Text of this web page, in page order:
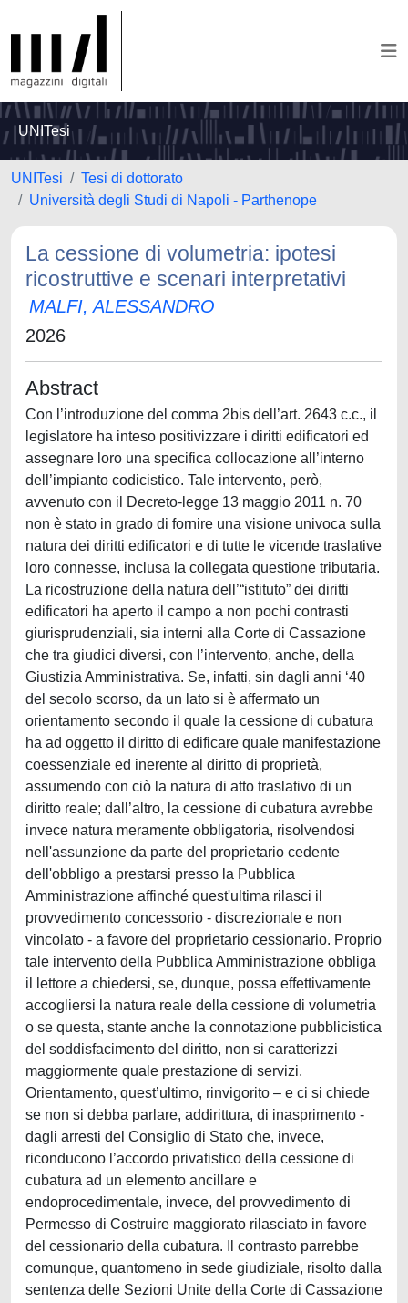
UNITesi
UNITesi
Tesi di dottorato
Università degli Studi di Napoli - Parthenope
La cessione di volumetria: ipotesi
ricostruttive e scenari interpretativi
MALFI, ALESSANDRO
2026
Abstract
Con l’introduzione del comma 2bis dell’art. 2643 c.c., il
legislatore ha inteso positivizzare i diritti edificatori ed
assegnare loro una specifica collocazione all’interno
dell’impianto codicistico. Tale intervento, però,
avvenuto con il Decreto-legge 13 maggio 2011 n. 70
non è stato in grado di fornire una visione univoca sulla
natura dei diritti edificatori e di tutte le vicende traslative
loro connesse, inclusa la collegata questione tributaria.
La ricostruzione della natura dell’“istituto” dei diritti
edificatori ha aperto il campo a non pochi contrasti
giurisprudenziali, sia interni alla Corte di Cassazione
che tra giudici diversi, con l’intervento, anche, della
Giustizia Amministrativa. Se, infatti, sin dagli anni ‘40
del secolo scorso, da un lato si è affermato un
orientamento secondo il quale la cessione di cubatura
ha ad oggetto il diritto di edificare quale manifestazione
coessenziale ed inerente al diritto di proprietà,
assumendo con ciò la natura di atto traslativo di un
diritto reale; dall’altro, la cessione di cubatura avrebbe
invece natura meramente obbligatoria, risolvendosi
nell'assunzione da parte del proprietario cedente
dell'obbligo a prestarsi presso la Pubblica
Amministrazione affinché quest'ultima rilasci il
provvedimento concessorio - discrezionale e non
vincolato - a favore del proprietario cessionario. Proprio
tale intervento della Pubblica Amministrazione obbliga
il lettore a chiedersi, se, dunque, possa effettivamente
accogliersi la natura reale della cessione di volumetria
o se questa, stante anche la connotazione pubblicistica
del soddisfacimento del diritto, non si caratterizzi
maggiormente quale prestazione di servizi.
Orientamento, quest’ultimo, rinvigorito – e ci si chiede
se non si debba parlare, addirittura, di inasprimento -
dagli arresti del Consiglio di Stato che, invece,
riconducono l’accordo privatistico della cessione di
cubatura ad un elemento ancillare e
endoprocedimentale, invece, del provvedimento di
Permesso di Costruire maggiorato rilasciato in favore
del cessionario della cubatura. Il contrasto parrebbe
comunque, quantomeno in sede giudiziale, risolto dalla
sentenza delle Sezioni Unite della Corte di Cassazione